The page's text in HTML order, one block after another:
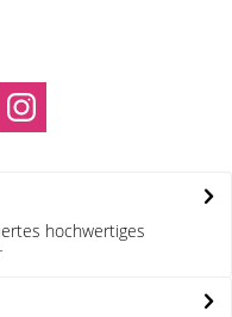
hochwertiges